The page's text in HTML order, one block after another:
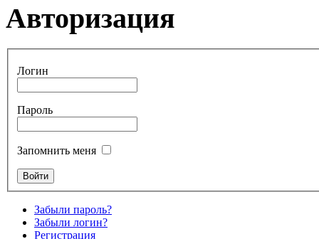
Авторизация
Логин
Пароль
Запомнить меня
Забыли пароль?
Забыли логин?
Регистрация